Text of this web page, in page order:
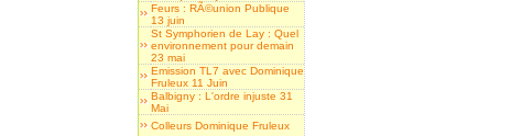
Feurs : RÃ©union Publique
13 juin
St Symphorien de Lay : Quel
environnement pour demain
23 mai
Emission TL7 avec Dominique
Fruleux 11 Juin
Balbigny : L'ordre injuste 31
Mai
Colleurs Dominique Fruleux